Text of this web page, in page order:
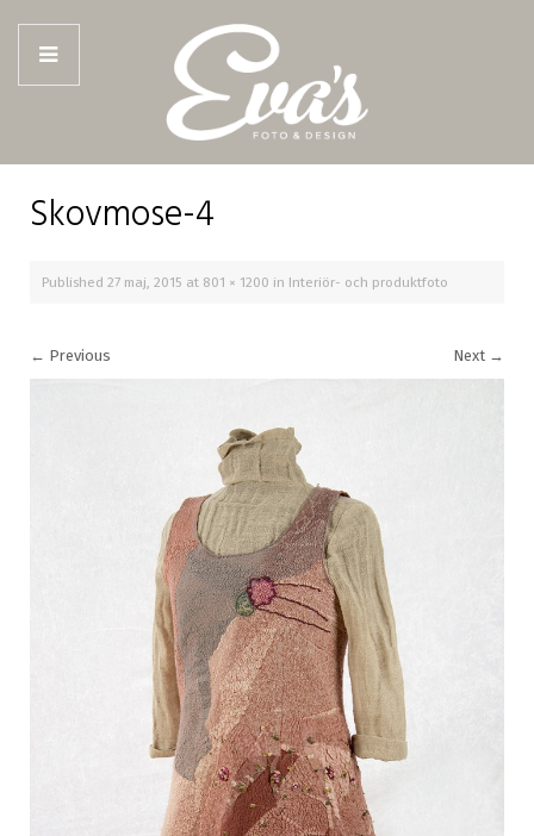
Skovmose-4
Published 27 maj, 2015 at 801 × 1200 in Interiör- och produktfoto
← Previous Next →